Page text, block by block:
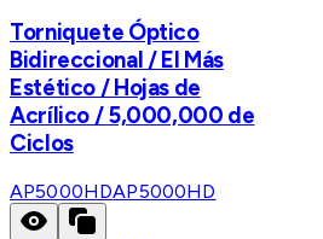
Torniquete Óptico
Bidireccional / El Más
Estético / Hojas de
Acrílico / 5,000,000 de
Ciclos
AP5000HDAP5000HD